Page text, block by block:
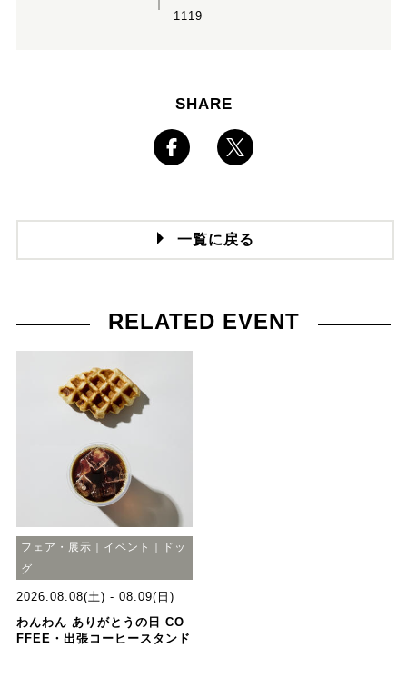
1119
SHARE
一覧に戻る
RELATED EVENT
フェア・展示｜イベント｜ドッ
グ
2026.08.08(土) - 08.09(日)
わんわん ありがとうの日 CO
FFEE・出張コーヒースタンド